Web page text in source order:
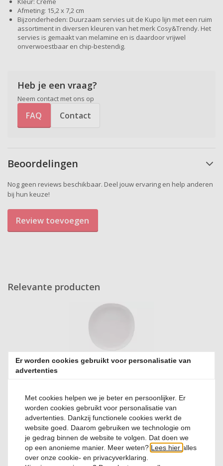
Heb je een vraag?
Neem contact met ons op
FAQ Contact
Afmeting: 15,2 x 7,2 cm
Bijzonderheden: Duurzaam servies uit de Kupo lijn met een ruim
assortiment in diversen kleuren van het merk Cosy&Trendy. Het
servies is gemaakt van melamine en is daardoor vrijwel
onverwoestbaar en chip-bestendig.
Beoordelingen
Nog geen reviews beschikbaar. Deel jouw ervaring en help anderen
bij hun keuze!
Review toevoegen
Relevante producten
Plat Bord 28 cm Coconut Milk Kupo Melamine
0 Reviews
€ 9,50
Er worden cookies gebruikt voor personalisatie van
advertenties
Met cookies helpen we je beter en persoonlijker. Er
worden cookies gebruikt voor personalisatie van
advertenties. Dankzij functionele cookies werkt de
website goed. Daarom gebruiken we technologie om
je gedrag binnen de website te volgen. Dat doen we
op een anonieme manier. Meer weten? Lees hier alles
over onze cookie- en privacyverklaring.